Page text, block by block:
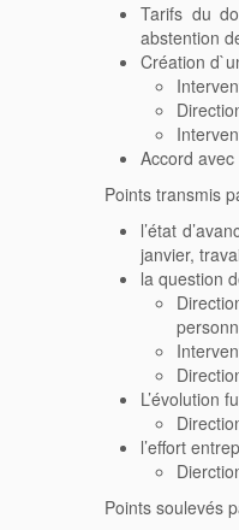
Tarifs du
abstention
Création
Accord
Points transmis
l’état
janvier,
la question
L’évolution
l’effort
Points soulevés